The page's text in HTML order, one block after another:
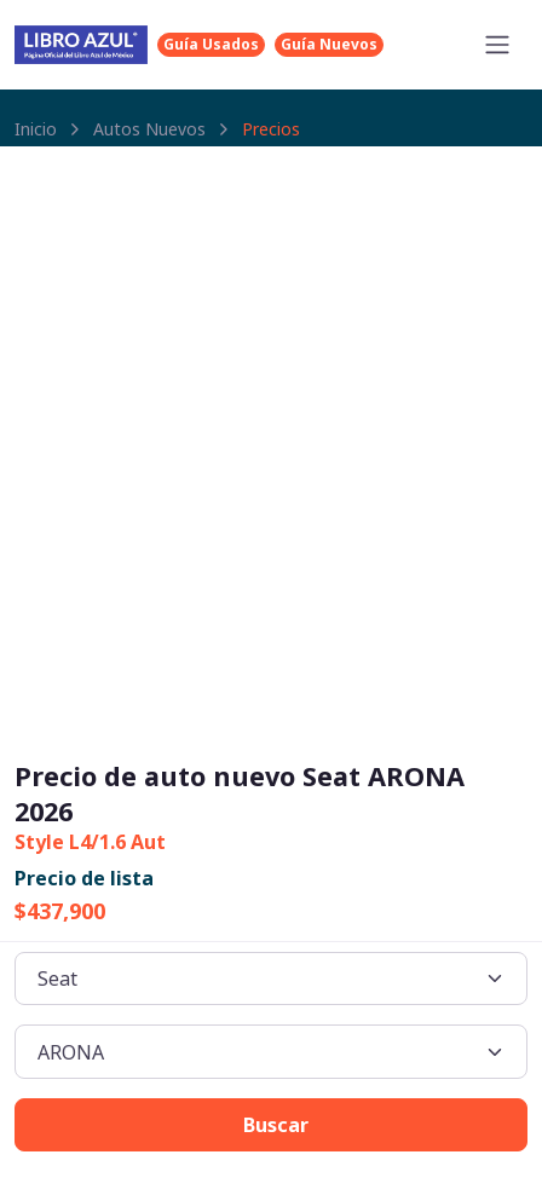
Guía Usados Guía Nuevos
Inicio Autos Nuevos Precios
Precio de auto nuevo Seat ARONA
2026
Style L4/1.6 Aut
Precio de lista
$437,900
Buscar